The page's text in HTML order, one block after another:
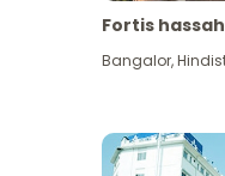
Fortis
Bangalor,